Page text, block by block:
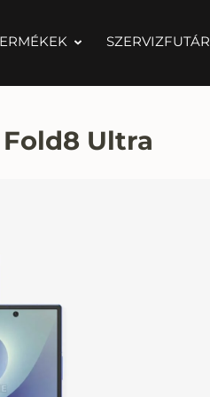
SZERVIZFUTÁR
Ultra